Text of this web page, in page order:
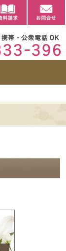
ら当社へ。
資料請求